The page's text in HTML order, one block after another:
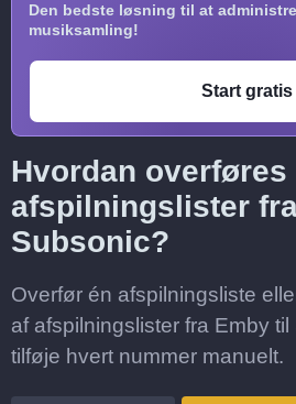
Den bedste løsning til at
musiksamling!
Start gratis
Hvordan overføres
afspilningslister
Subsonic?
Overfør én afspilningsliste
af afspilningslister fra Emby
tilføje hvert nummer manuelt.